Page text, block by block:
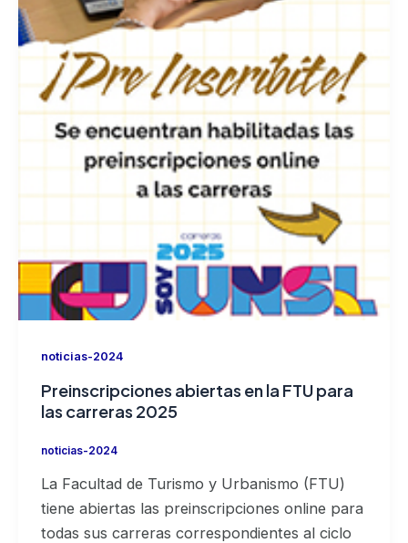
noticias-2024
Preinscripciones abiertas en la FTU para
las carreras 2025
noticias-2024
La Facultad de Turismo y Urbanismo (FTU)
tiene abiertas las preinscripciones online para
todas sus carreras correspondientes al ciclo